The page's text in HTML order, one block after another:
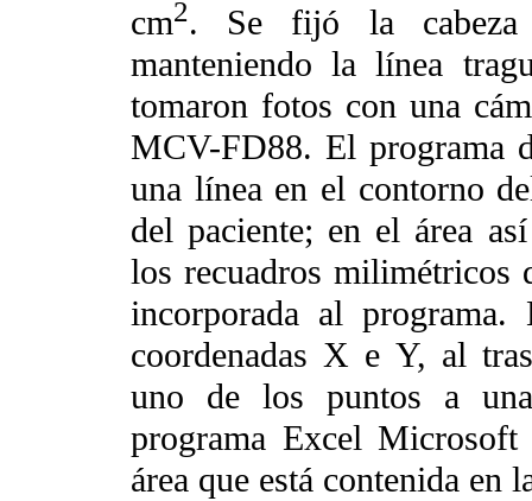
cm2. Se fijó la cabeza
manteniendo la línea
tomaron fotos con una
MCV-FD88. El programa
una línea en el contorno
del paciente; en el área
los recuadros milimétricos
incorporada al
coordenadas X e Y, al
uno de los puntos a
programa Excel
área que está contenida en